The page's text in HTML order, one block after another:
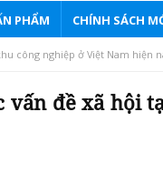
PHẨM CHÍNH SÁCH
công nghiệp ở Việt Nam hiện
đề xã hội